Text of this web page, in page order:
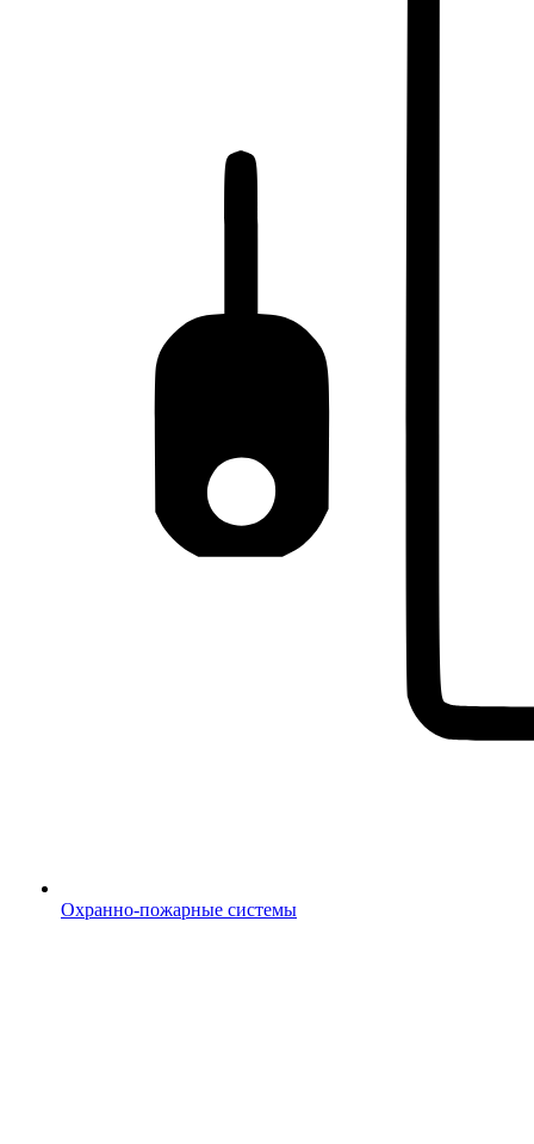
Охранно-пожарные системы